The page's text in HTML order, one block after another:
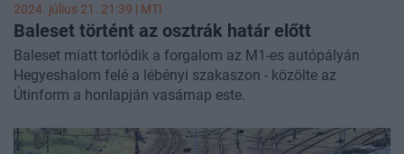
2024. július 21. 21:39 | MTI
Baleset történt az osztrák határ előtt
Baleset miatt torlódik a forgalom az M1-es autópályán
Hegyeshalom felé a lébényi szakaszon - közölte az
Útinform a honlapján vasárnap este.